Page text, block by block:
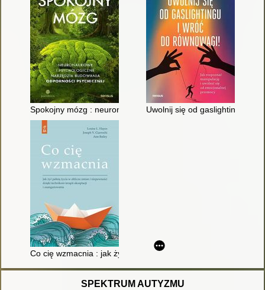
Spokojny mózg : neuronaukowe i psychologiczne narzędzia
Uwolnij się od gaslightingu i
Co cię wzmacnia : jak żyć pełnią życia w obliczu zmian i
SPEKTRUM AUTYZMU